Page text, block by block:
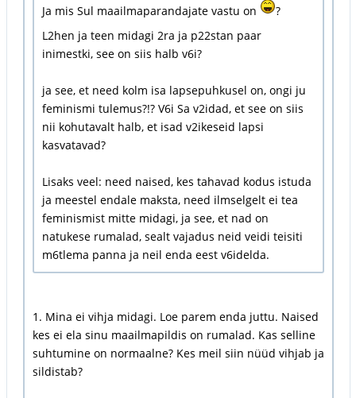
Ja mis Sul maailmaparandajate vastu on
?
L2hen ja teen midagi 2ra ja p22stan paar
inimestki, see on siis halb v6i?
ja see, et need kolm isa lapsepuhkusel on, ongi ju
feminismi tulemus?!? V6i Sa v2idad, et see on siis
nii kohutavalt halb, et isad v2ikeseid lapsi
kasvatavad?
Lisaks veel: need naised, kes tahavad kodus istuda
ja meestel endale maksta, need ilmselgelt ei tea
feminismist mitte midagi, ja see, et nad on
natukese rumalad, sealt vajadus neid veidi teisiti
m6tlema panna ja neil enda eest v6idelda.
1. Mina ei vihja midagi. Loe parem enda juttu. Naised
kes ei ela sinu maailmapildis on rumalad. Kas selline
suhtumine on normaalne? Kes meil siin nüüd vihjab ja
sildistab?